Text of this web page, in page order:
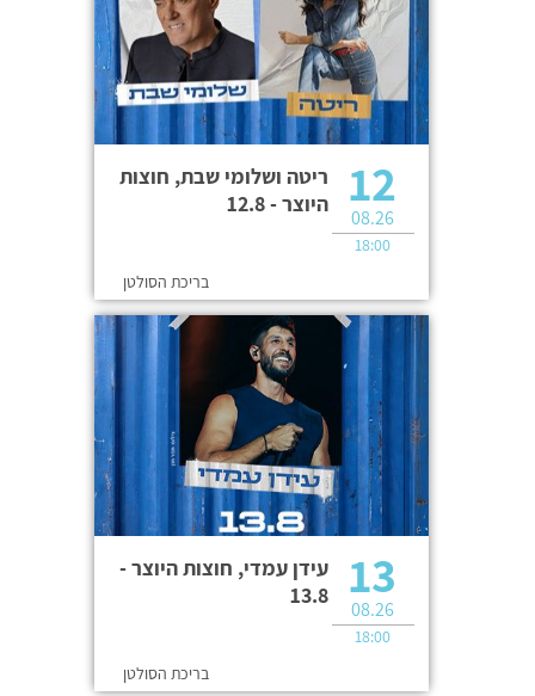
ריטה ושלומי שבת, חוצות
היוצר - 12.8
בריכת הסולטן
12
08.26
18:00
עידן עמדי, חוצות היוצר -
13.8
בריכת הסולטן
13
08.26
18:00